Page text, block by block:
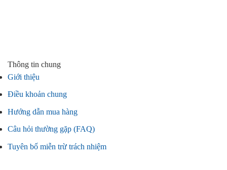
Thông tin chung
Giới thiệu
Điều khoản chung
Hướng dẫn mua hàng
Câu hỏi thường gặp (FAQ)
Tuyên bố miễn trừ trách nhiệm